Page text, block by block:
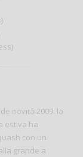
novità 2009: la
estiva ha
con un
grande a